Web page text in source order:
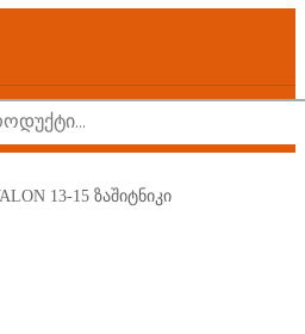
13-15 ზაშიტნიკი